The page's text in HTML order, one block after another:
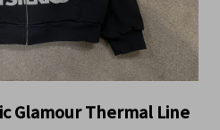
Glamour Thermal Line